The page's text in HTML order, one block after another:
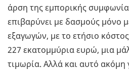
άρση της εμπορικής
επιβαρύνει με δασμούς μόνο
εξαγωγών, με το ετήσιο
227 εκατομμύρια ευρώ, μια
τιμωρία. Αλλά και αυτό ακόμη